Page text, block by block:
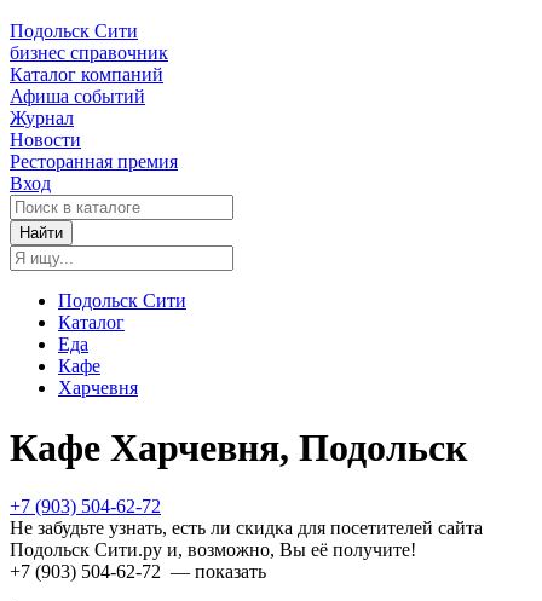
Подольск Сити
бизнес справочник
Каталог компаний
Афиша событий
Журнал
Новости
Ресторанная премия
Вход
Найти
Подольск Сити
Каталог
Еда
Кафе
Харчевня
Кафе Харчевня, Подольск
+7 (903) 504-62-72
Не забудьте узнать, есть ли скидка для посетителей сайта
Подольск Сити.ру и, возможно, Вы её получите!
+7 (903) 504-62-72 — показать